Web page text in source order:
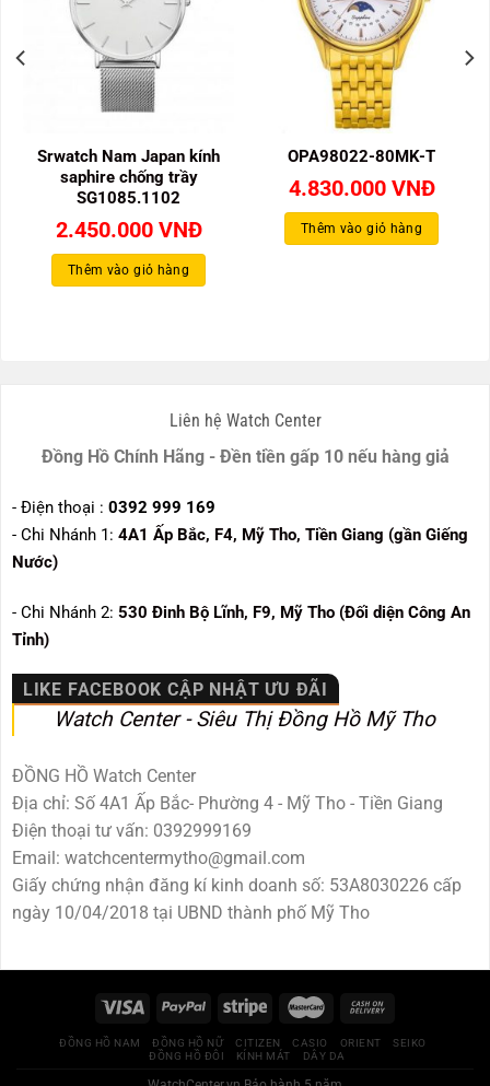
Srwatch Nam Japan kính
saphire chống trầy
SG1085.1102
2.450.000 VNĐ
Thêm vào giỏ hàng
OPA98022-80MK-T
4.830.000 VNĐ
Thêm vào giỏ hàng
Liên hệ Watch Center
Đồng Hồ Chính Hãng - Đền tiền gấp 10 nếu hàng giả
- Điện thoại : 0392 999 169
- Chi Nhánh 1: 4A1 Ấp Bắc, F4, Mỹ Tho, Tiền Giang (gần Giếng
Nước)
- Chi Nhánh 2: 530 Đinh Bộ Lĩnh, F9, Mỹ Tho (Đối diện Công An
Tỉnh)
LIKE FACEBOOK CẬP NHẬT ƯU ĐÃI
Watch Center - Siêu Thị Đồng Hồ Mỹ Tho
ĐỒNG HỒ Watch Center
Địa chỉ: Số 4A1 Ấp Bắc- Phường 4 - Mỹ Tho - Tiền Giang
Điện thoại tư vấn: 0392999169
Email: watchcentermytho@gmail.com
Giấy chứng nhận đăng kí kinh doanh số: 53A8030226 cấp
ngày 10/04/2018 tại UBND thành phố Mỹ Tho
ĐỒNG HỒ NAM ĐỒNG HỒ NỮ CITIZEN CASIO ORIENT
SEIKO
ĐỒNG HỒ ĐÔI
KÍNH MÁT DÂY DA